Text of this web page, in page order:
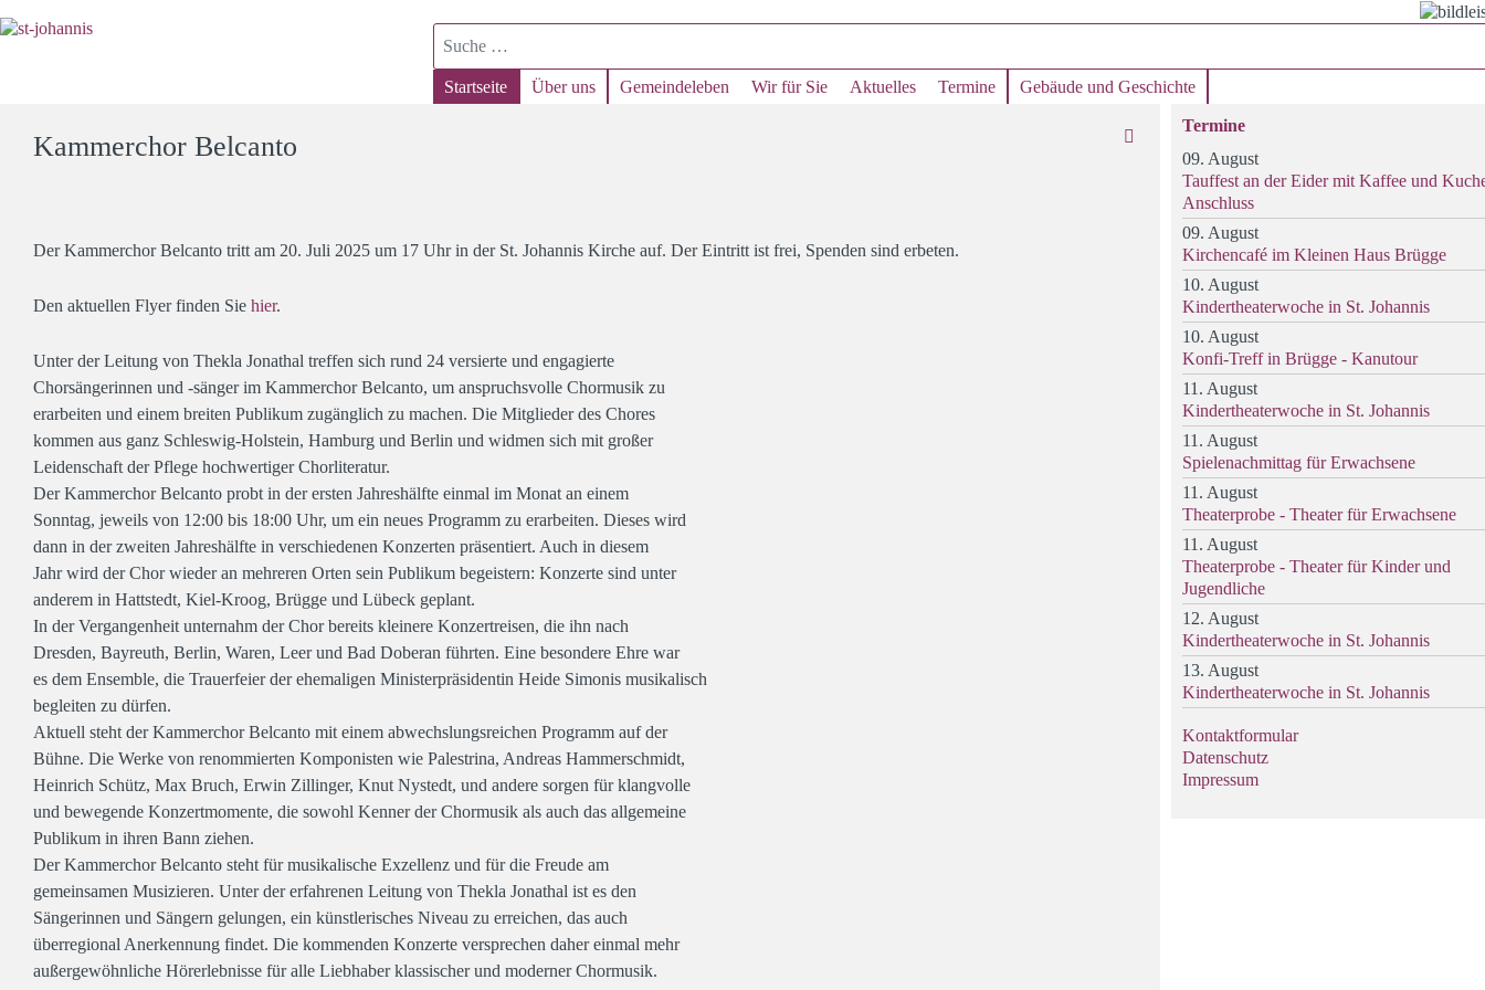
Suchen
Startseite Über uns Gemeindeleben Wir für Sie Aktuelles Termine Gebäude und Geschichte
Kammerchor Belcanto
Der Kammerchor Belcanto tritt am 20. Juli 2025 um 17 Uhr in der St. Johannis Kirche auf. Der Eintritt ist frei, Spenden sind erbeten.
Den aktuellen Flyer finden Sie hier.
Unter der Leitung von Thekla Jonathal treffen sich rund 24 versierte und engagierte
Chorsängerinnen und -sänger im Kammerchor Belcanto, um anspruchsvolle Chormusik zu
erarbeiten und einem breiten Publikum zugänglich zu machen. Die Mitglieder des Chores
kommen aus ganz Schleswig-Holstein, Hamburg und Berlin und widmen sich mit großer
Leidenschaft der Pflege hochwertiger Chorliteratur.
Der Kammerchor Belcanto probt in der ersten Jahreshälfte einmal im Monat an einem
Sonntag, jeweils von 12:00 bis 18:00 Uhr, um ein neues Programm zu erarbeiten. Dieses wird
dann in der zweiten Jahreshälfte in verschiedenen Konzerten präsentiert. Auch in diesem
Jahr wird der Chor wieder an mehreren Orten sein Publikum begeistern: Konzerte sind unter
anderem in Hattstedt, Kiel-Kroog, Brügge und Lübeck geplant.
In der Vergangenheit unternahm der Chor bereits kleinere Konzertreisen, die ihn nach
Dresden, Bayreuth, Berlin, Waren, Leer und Bad Doberan führten. Eine besondere Ehre war
es dem Ensemble, die Trauerfeier der ehemaligen Ministerpräsidentin Heide Simonis musikalisch
begleiten zu dürfen.
Aktuell steht der Kammerchor Belcanto mit einem abwechslungsreichen Programm auf der
Bühne. Die Werke von renommierten Komponisten wie Palestrina, Andreas Hammerschmidt,
Heinrich Schütz, Max Bruch, Erwin Zillinger, Knut Nystedt, und andere sorgen für klangvolle
und bewegende Konzertmomente, die sowohl Kenner der Chormusik als auch das allgemeine
Publikum in ihren Bann ziehen.
Der Kammerchor Belcanto steht für musikalische Exzellenz und für die Freude am
gemeinsamen Musizieren. Unter der erfahrenen Leitung von Thekla Jonathal ist es den
Sängerinnen und Sängern gelungen, ein künstlerisches Niveau zu erreichen, das auch
überregional Anerkennung findet. Die kommenden Konzerte versprechen daher einmal mehr
außergewöhnliche Hörerlebnisse für alle Liebhaber klassischer und moderner Chormusik.
Termine
09. August
Tauffest an der Eider mit Kaffee und
Anschluss
09. August
Kirchencafé im Kleinen Haus Brügge
10. August
Kindertheaterwoche in St. Johannis
10. August
Konfi-Treff in Brügge - Kanutour
11. August
Kindertheaterwoche in St. Johannis
11. August
Spielenachmittag für Erwachsene
11. August
Theaterprobe - Theater für Erwachsene
11. August
Theaterprobe - Theater für Kinder und
Jugendliche
12. August
Kindertheaterwoche in St. Johannis
13. August
Kindertheaterwoche in St. Johannis
Kontaktformular
Datenschutz
Impressum